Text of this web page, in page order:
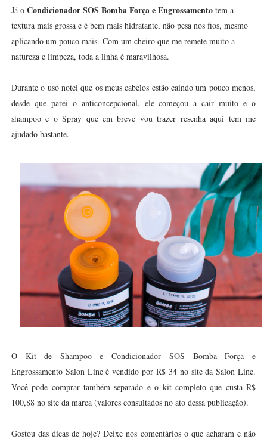
Já o Condicionador SOS Bomba Força e Engrossamentotem a
textura mais grossa e é bem mais hidratante, não pesa nos fios, mesmo
aplicando um pouco mais. Com um cheiro que me remete muito a
natureza e limpeza, toda a linha é maravilhosa.
Durante o uso notei que os meus cabelos estão caindo um pouco menos,
desde que parei o anticoncepcional, ele começou a cair muito e o
shampoo e o Spray que em breve vou trazer resenha aqui tem me
ajudado bastante.
O Kit de Shampoo e CondicionadorSOS Bomba Força e
Engrossamento Salon Line é vendido por R$ 34 no site da Salon Line.
Você pode comprar também separado e o kit completo que custa R$
100,88 no site da marca (valores consultados no ato dessa publicação).
Gostou das dicas de hoje? Deixe nos comentários o que acharam e não